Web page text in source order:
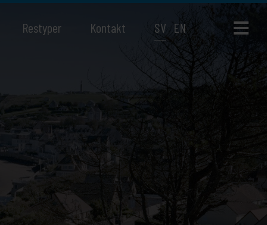
Restyper Kontakt SV EN